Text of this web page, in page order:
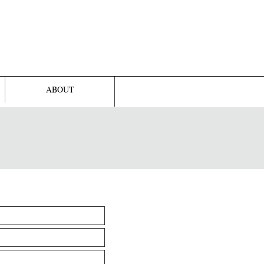
ABOUT